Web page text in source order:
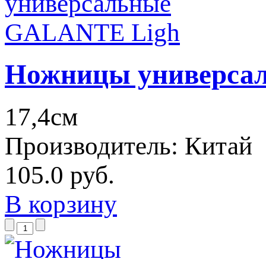
Ножницы
17,4см
Производитель: Китай
105.0 руб.
В корзину